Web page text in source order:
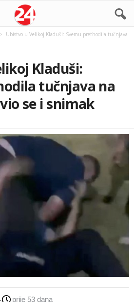
Ubistvo u Velikoj Kladuši: Svemu prethodila tučnjava
Kladuši:
tučnjava na
se i snimak
prije 53 dana